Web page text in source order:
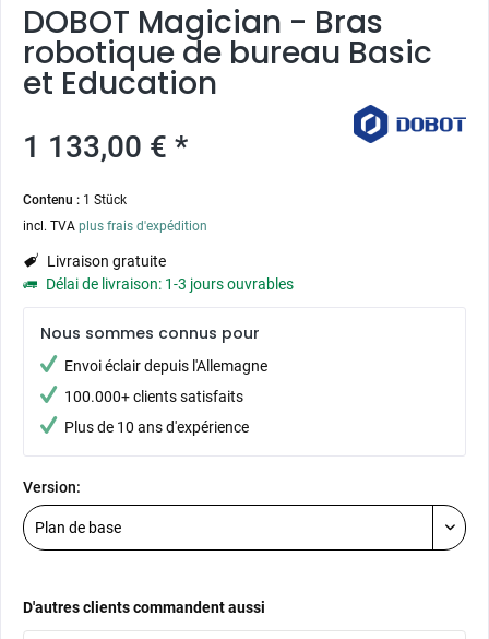
DOBOT Magician - Bras
robotique de bureau Basic
et Education
1 133,00 € *
Contenu : 1 Stück
incl. TVA plus frais d'expédition
Livraison gratuite
Délai de livraison: 1-3 jours ouvrables
Nous sommes connus pour
Envoi éclair depuis l'Allemagne
100.000+ clients satisfaits
Plus de 10 ans d'expérience
Version:
D'autres clients commandent aussi